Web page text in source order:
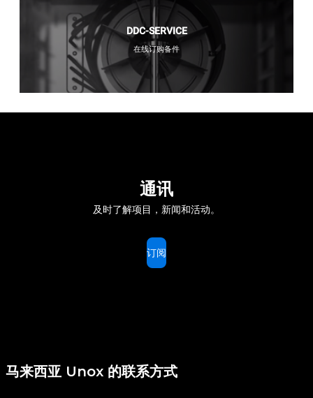
DDC-SERVICE
在线订购备件
通讯
及时了解项目，新闻和活动。
订阅
马来西亚 Unox 的联系方式